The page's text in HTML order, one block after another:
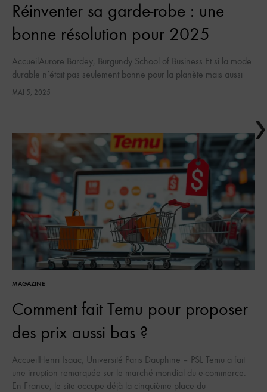
Réinventer sa garde-robe : une
bonne résolution pour 2025
AccueilAurore Bardey, Burgundy School of Business Et si la mode
durable n’était pas seulement bonne pour la planète mais aussi
pour le moral de celles et ceux qui la portent ?…
MAI 5, 2025
MAGAZINE
Comment fait Temu pour proposer
des prix aussi bas ?
AccueilHenri Isaac, Université Paris Dauphine – PSL Temu a fait
une irruption remarquée sur le marché mondial du e-commerce.
En France, le site occupe déjà la cinquième place du